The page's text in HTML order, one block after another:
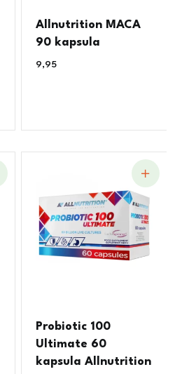
Allnutrition MACA
90 kapsula
9,95
Probiotic 100
Ultimate 60
kapsula Allnutrition